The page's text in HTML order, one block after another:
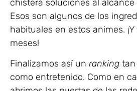
chistera soluciones al
Esos son algunos de los
habituales en estos animes.
meses!
Finalizamos así un ranking
como entretenido. Como en